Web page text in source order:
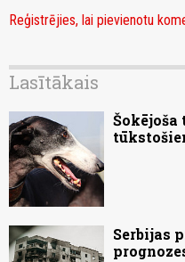
Reģistrējies, lai pievienotu
Lasītākais
Serbijas